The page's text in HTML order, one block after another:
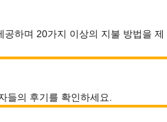
하며 20가지 이상의 지불 방법을 제
들의 후기를 확인하세요.